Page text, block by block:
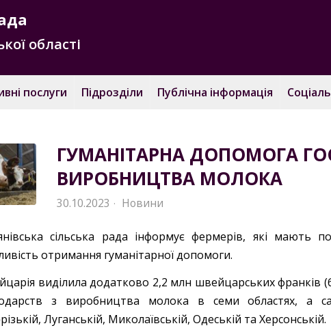
області
послуги Підрозділи Публічна інформація
ГУМАНІТАРНА ДОПОМОГА
ВИРОБНИЦТВА МОЛОКА
30.10.2023 · Новини
сільська рада інформує фермерів, які мають
отримання гуманітарної допомоги.
виділила додатково 2,2 млн швейцарських франків
з виробництва молока в семи областях, а
Луганській, Миколаївській, Одеській та Херсонській.